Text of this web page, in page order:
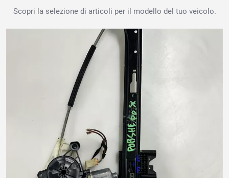
Scopri la selezione di articoli per il modello del tuo veicolo.